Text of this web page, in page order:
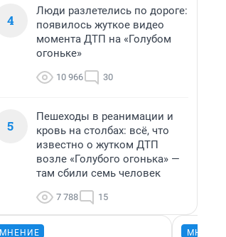
4
Люди разлетелись по дороге:
появилось жуткое видео
момента ДТП на «Голубом
огоньке»
10 966 30
5
Пешеходы в реанимации и
кровь на столбах: всё, что
известно о жутком ДТП
возле «Голубого огонька» —
там сбили семь человек
7 788 15
МНЕНИЕ